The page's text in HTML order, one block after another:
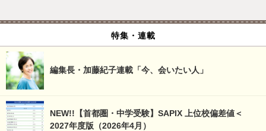
特集・連載
編集長・加藤紀子連載「今、会いたい人」
NEW!!【首都圏・中学受験】SAPIX 上位校偏差値＜
2027年度版（2026年4月）